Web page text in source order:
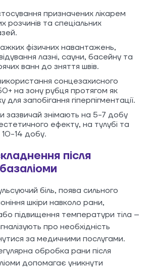
призначених лікарем
розчинів та спеціальних
фізичних навантажень,
лазні, сауни, басейну та
ванн до зняття швів.
сонцезахисного
на зону рубця протягом як
для запобігання гіперпігментації.
зазвичай знімають на 5-7 добу
ефекту, на тулубі та
10-14 добу.
після
біль, поява сильного
шкіри навколо рани,
підвищення температури тіла –
про необхідність
за медичними послугами.
обробка рани після
допомагає уникнути